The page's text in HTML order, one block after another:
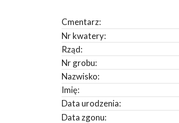
Cmentarz:
Nr kwatery:
Rząd:
Nr grobu:
Nazwisko:
Imię:
Data urodzenia:
Data zgonu: